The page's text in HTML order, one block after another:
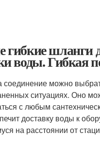
гибкие шланги
воды. Гибкая
соединение можно
ситуациях. Оно
с любым
доставку воды к
на расстоянии от